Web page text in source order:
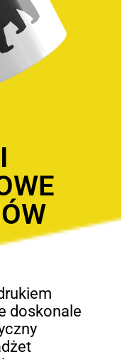
doskonale